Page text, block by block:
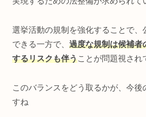
選挙活動の規制を強化することで、
できる一方で、 過度な規制は候補者
するリスクも伴うことが問題視され
このバランスをどう取るかが、今後
すね